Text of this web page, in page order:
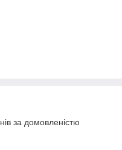
за домовленістю